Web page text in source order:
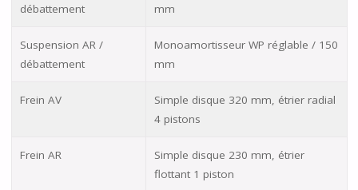
débattement
mm
Suspension AR /
débattement
Monoamortisseur WP réglable / 150
mm
Frein AV
Simple disque 320 mm, étrier radial
4 pistons
Frein AR
Simple disque 230 mm, étrier
flottant 1 piston